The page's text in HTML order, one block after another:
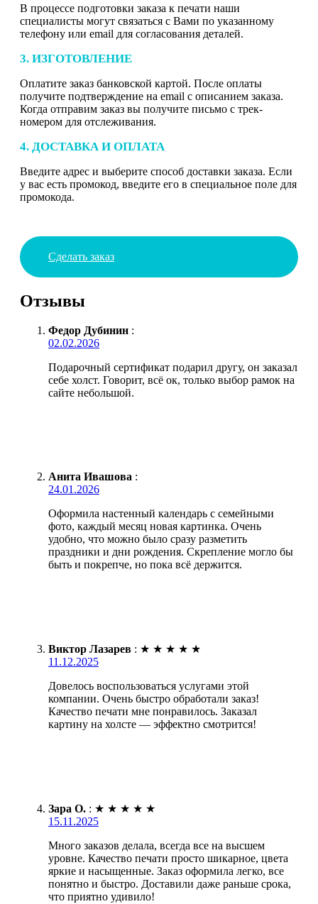
В процессе подготовки заказа к печати наши
специалисты могут связаться с Вами по указанному
телефону или email для согласования деталей.
3. ИЗГОТОВЛЕНИЕ
Оплатите заказ банковской картой. После оплаты
получите подтверждение на email с описанием заказа.
Когда отправим заказ вы получите письмо с трек-
номером для отслеживания.
4. ДОСТАВКА И ОПЛАТА
Введите адрес и выберите способ доставки заказа. Если
у вас есть промокод, введите его в специальное поле для
промокода.
Сделать заказ
Отзывы
Федор Дубинин :
02.02.2026
Подарочный сертификат подарил другу, он заказал
себе холст. Говорит, всё ок, только выбор рамок на
сайте небольшой.
Анита Ивашова :
24.01.2026
Оформила настенный календарь с семейными
фото, каждый месяц новая картинка. Очень
удобно, что можно было сразу разметить
праздники и дни рождения. Скрепление могло бы
быть и покрепче, но пока всё держится.
Виктор Лазарев : ★ ★ ★ ★ ★
11.12.2025
Довелось воспользоваться услугами этой
компании. Очень быстро обработали заказ!
Качество печати мне понравилось. Заказал
картину на холсте — эффектно смотрится!
Зара О. : ★ ★ ★ ★ ★
15.11.2025
Много заказов делала, всегда все на высшем
уровне. Качество печати просто шикарное, цвета
яркие и насыщенные. Заказ оформила легко, все
понятно и быстро. Доставили даже раньше срока,
что приятно удивило!